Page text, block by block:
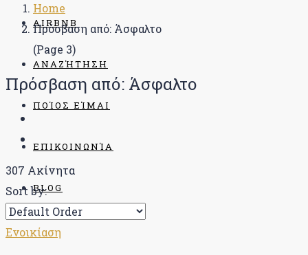
AIRBNB
ΑΝΑΖΉΤΗΣΗ
ΠΟΊΟΣ ΕΊΜΑΙ
ΕΠΙΚΟΙΝΩΝΊΑ
BLOG
Home
Πρόσβαση από: Άσφαλτο
(Page 3)
Πρόσβαση από: Άσφαλτο
307 Ακίνητα
Sort by:
Ενοικίαση